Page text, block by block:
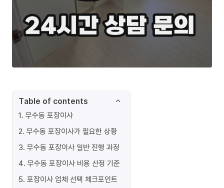
Table of contents
1. 무수동 포장이사
2. 무수동 포장이사가 필요한 상황
3. 무수동 포장이사 일반 진행 과정
4. 무수동 포장이사 비용 산정 기준
5. 포장이사 업체 선택 체크포인트